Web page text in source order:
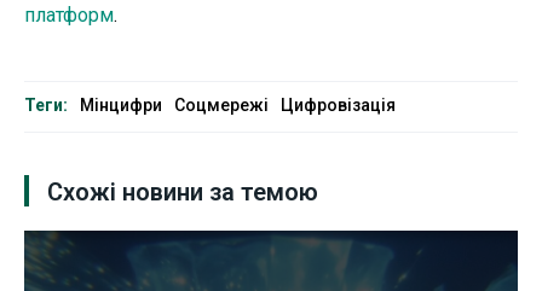
платформ.
Теги: Мінцифри Соцмережі Цифровізація
Схожі новини за темою